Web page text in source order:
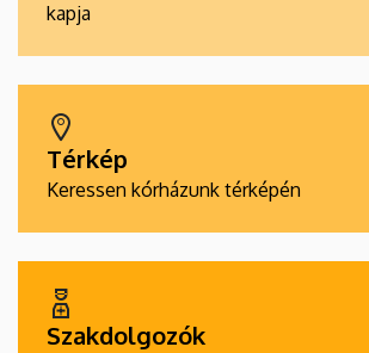
kapja
Térkép
Keressen kórházunk térképén
Szakdolgozók